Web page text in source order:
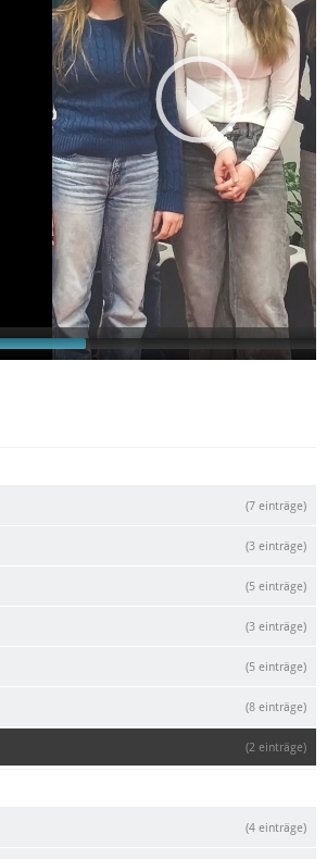
(7 einträge)
(3 einträge)
(5 einträge)
(3 einträge)
(5 einträge)
(8 einträge)
(2 einträge)
(4 einträge)